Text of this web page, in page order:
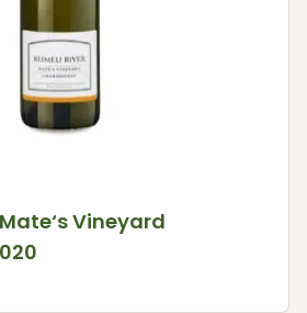
Vineyard